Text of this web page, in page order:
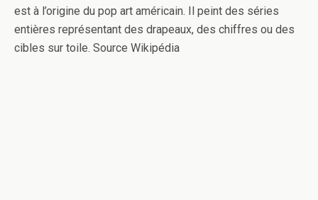
est à l’origine du pop art américain. Il peint des séries
entières représentant des drapeaux, des chiffres ou des
cibles sur toile. Source Wikipédia